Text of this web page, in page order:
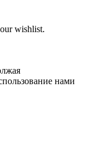
wishlist.
нами